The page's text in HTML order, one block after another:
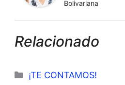
Bolivariana
Relacionado
Categorías
¡TE CONTAMOS!